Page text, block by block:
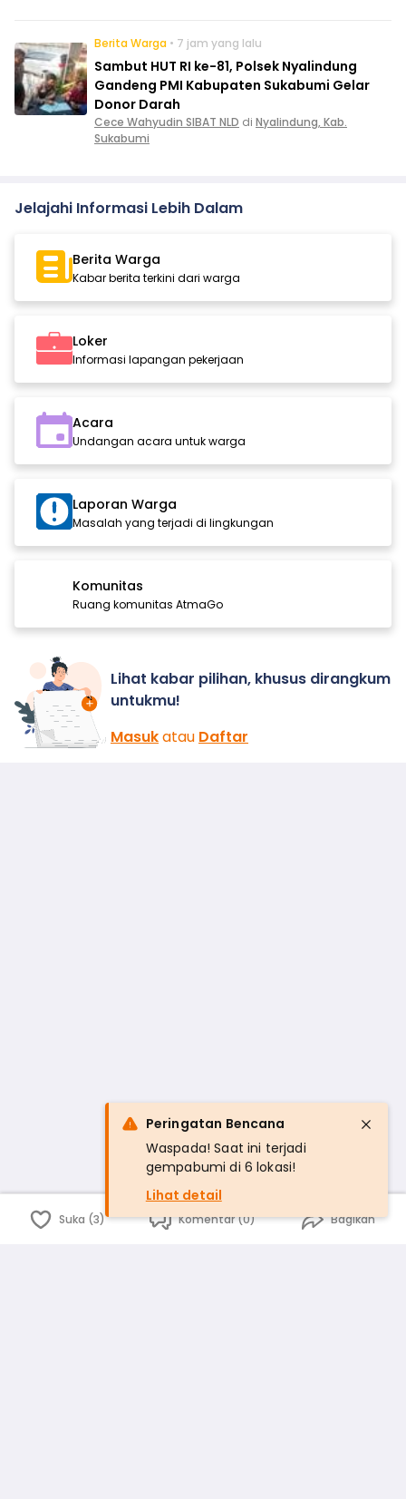
Berita Warga • 7 jam yang lalu
Sambut HUT RI ke-81, Polsek Nyalindung
Gandeng PMI Kabupaten Sukabumi Gelar
Donor Darah
Cece Wahyudin SIBAT NLD di Nyalindung, Kab.
Sukabumi
Jelajahi Informasi Lebih Dalam
Berita Warga
Kabar berita terkini dari warga
Loker
Informasi lapangan pekerjaan
Acara
Undangan acara untuk warga
Laporan Warga
Masalah yang terjadi di lingkungan
Komunitas
Ruang komunitas AtmaGo
Lihat kabar pilihan, khusus dirangkum
untukmu!
Masukatau Daftar
Suka (3) Komentar (0) Bagikan
Peringatan Bencana
Waspada! Saat ini terjadi
gempabumi di 6 lokasi!
Lihat detail